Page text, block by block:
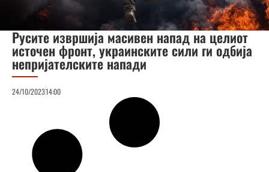
Русите извршија масивен напад на целиот
источен фронт, украинските сили ги одбија
непријателските напади
24/10/202314:00